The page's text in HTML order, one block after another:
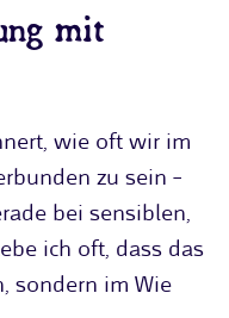
mit
wie oft wir im
zu sein –
bei sensiblen,
ich oft, dass das
sondern im Wie